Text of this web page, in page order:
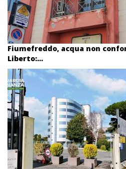
Fiumefreddo, acqua non
Liberto:...